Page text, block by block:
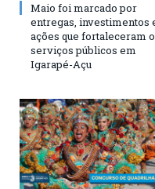
Maio foi marcado por
entregas, investimentos
ações que fortaleceram
serviços públicos em
Igarapé-Açu